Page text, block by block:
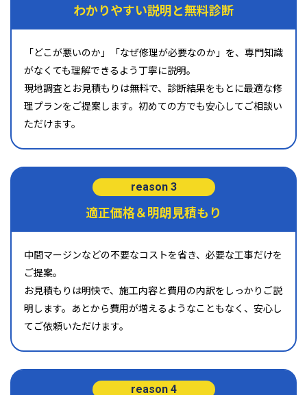
わかりやすい説明と無料診断
「どこが悪いのか」「なぜ修理が必要なのか」を、専門知識
がなくても理解できるよう丁寧に説明。
現地調査とお見積もりは無料で、診断結果をもとに最適な修
理プランをご提案します。初めての方でも安心してご相談い
ただけます。
reason 3
適正価格＆明朗見積もり
中間マージンなどの不要なコストを省き、必要な工事だけを
ご提案。
お見積もりは明快で、施工内容と費用の内訳をしっかりご説
明します。あとから費用が増えるようなこともなく、安心し
てご依頼いただけます。
reason 4